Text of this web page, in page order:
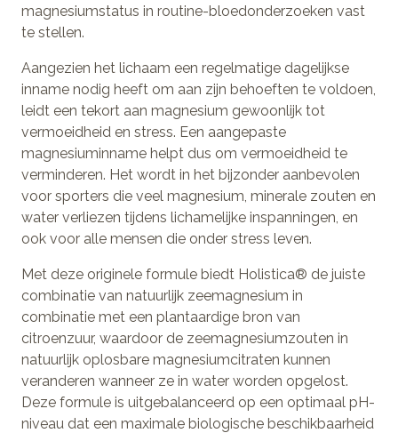
magnesiumstatus in routine-bloedonderzoeken vast
te stellen.
Aangezien het lichaam een regelmatige dagelijkse
inname nodig heeft om aan zijn behoeften te voldoen,
leidt een tekort aan magnesium gewoonlijk tot
vermoeidheid en stress. Een aangepaste
magnesiuminname helpt dus om vermoeidheid te
verminderen. Het wordt in het bijzonder aanbevolen
voor sporters die veel magnesium, minerale zouten en
water verliezen tijdens lichamelijke inspanningen, en
ook voor alle mensen die onder stress leven.
Met deze originele formule biedt Holistica® de juiste
combinatie van natuurlijk zeemagnesium in
combinatie met een plantaardige bron van
citroenzuur, waardoor de zeemagnesiumzouten in
natuurlijk oplosbare magnesiumcitraten kunnen
veranderen wanneer ze in water worden opgelost.
Deze formule is uitgebalanceerd op een optimaal pH-
niveau dat een maximale biologische beschikbaarheid